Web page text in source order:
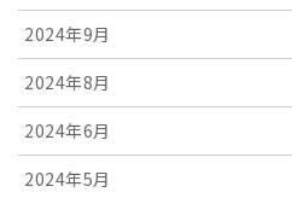
2024年9月
2024年8月
2024年6月
2024年5月